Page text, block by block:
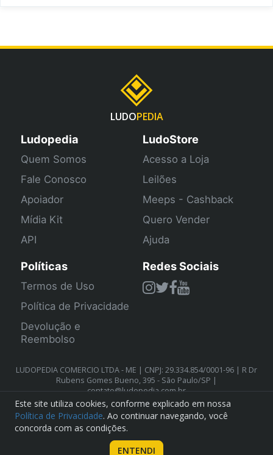
LUDOPEDIA
Ludopedia
Quem Somos
Fale Conosco
Apoiador
Mídia Kit
API
LudoStore
Acesso a Loja
Leilões
Meeps - Cashback
Quero Vender
Ajuda
Políticas
Termos de Uso
Política de Privacidade
Devolução e
Reembolso
Redes Sociais
LUDOPEDIA COMERCIO LTDA - ME | CNPJ: 29.334.854/0001-96 | R Dr
Rubens Gomes Bueno, 395 - São Paulo/SP |
contato@ludopedia.com.br
Este site utiliza cookies, conforme explicado em nossa
Política de Privacidade. Ao continuar navegando, você
concorda com as condições.
ENTENDI